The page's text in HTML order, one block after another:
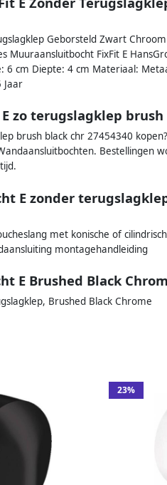
Geborsteld Zwart
Muuraansluitbocht FixFit E
cm Diepte: 4 cm Materiaal:
Jaar
zo terugslagklep brush
brush black chr 27454340
Bestellingen
E zonder
met konische of
montagehandleiding
E Brushed Black
Brushed Black Chrome
23%